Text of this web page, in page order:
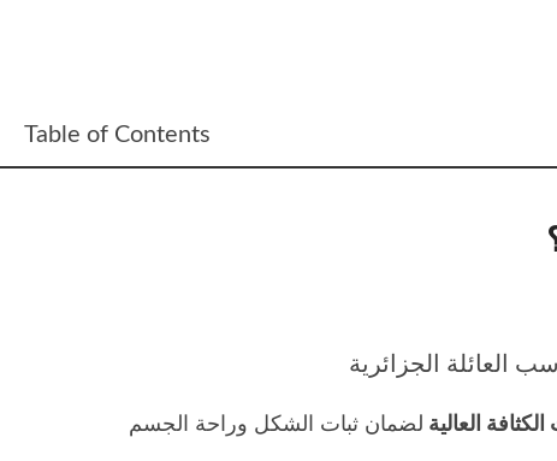
Table of Contents
العالية